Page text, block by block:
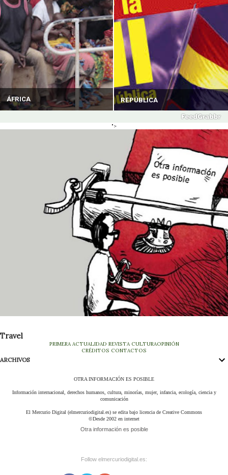
ÁFRICA REPÚBLICA
">
Travel
PRIMERA ACTUALIDAD REVISTA CULTURAOPINIÓN
CRÉDITOS CONTACTOS
ARCHIVOS
OTRA INFORMACIÓN ES POSIBLE
Información internacional, derechos humanos, cultura, minorías, mujer, infancia, ecología, ciencia y
comunicación
El Mercurio Digital (elmercuriodigital.es) se edita bajo licencia de Creative Commons
©Desde 2002 en internet
Otra información es posible
Follow elmercuriodigital.es: